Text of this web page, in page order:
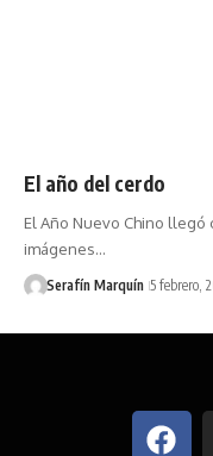
El año del cerdo
El Año Nuevo Chino
imágenes…
Serafín Marquín 5 febrero,